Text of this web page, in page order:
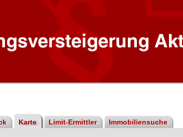
Karte Limit-Ermittler Immobiliensuche